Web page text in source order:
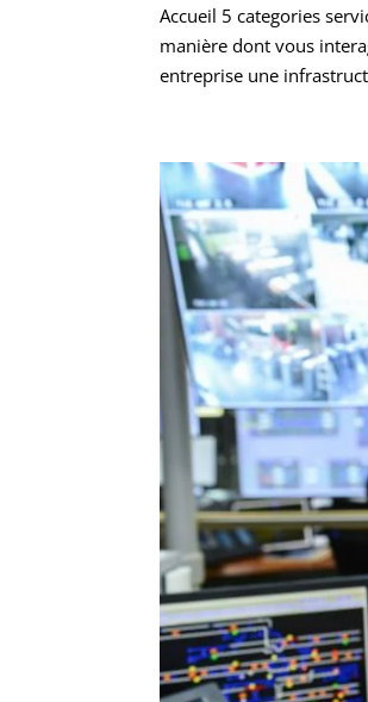
Accueil 5 categories
manière dont vous
entreprise une